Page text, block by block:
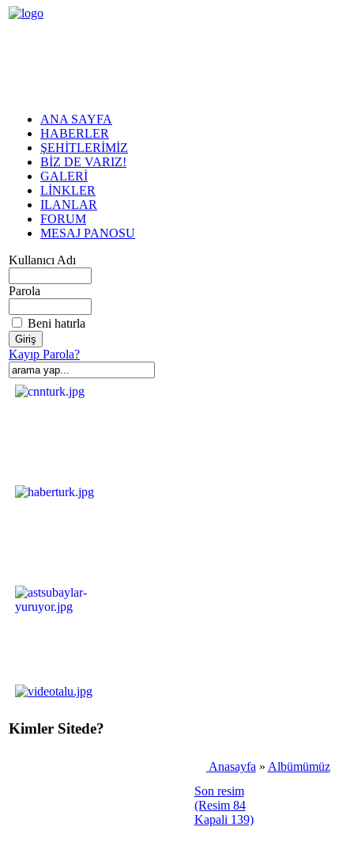
ANA SAYFA
HABERLER
ŞEHİTLERİMİZ
BİZ DE VARIZ!
GALERİ
LİNKLER
ILANLAR
FORUM
MESAJ PANOSU
Kullanıcı Adı
Parola
Beni hatırla
Kayıp Parola?
Kimler Sitede?
Anasayfa» Albümümüz
Son resim
(Resim 84
Kapali 139)